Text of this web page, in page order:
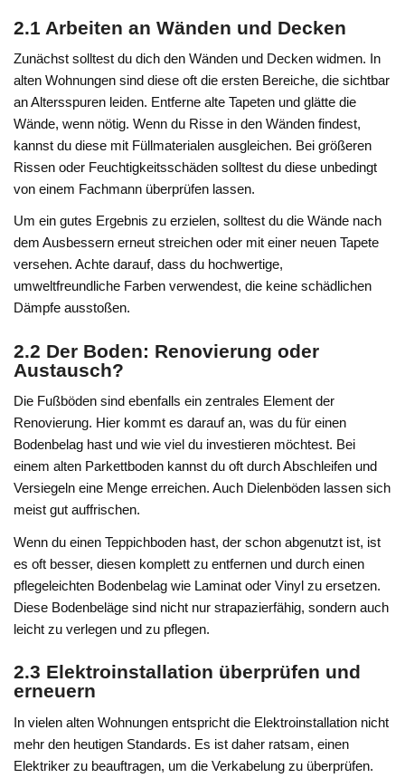
2.1 Arbeiten an Wänden und Decken
Zunächst solltest du dich den Wänden und Decken widmen. In
alten Wohnungen sind diese oft die ersten Bereiche, die sichtbar
an Altersspuren leiden. Entferne alte Tapeten und glätte die
Wände, wenn nötig. Wenn du Risse in den Wänden findest,
kannst du diese mit Füllmaterialen ausgleichen. Bei größeren
Rissen oder Feuchtigkeitsschäden solltest du diese unbedingt
von einem Fachmann überprüfen lassen.
Um ein gutes Ergebnis zu erzielen, solltest du die Wände nach
dem Ausbessern erneut streichen oder mit einer neuen Tapete
versehen. Achte darauf, dass du hochwertige,
umweltfreundliche Farben verwendest, die keine schädlichen
Dämpfe ausstoßen.
2.2 Der Boden: Renovierung oder
Austausch?
Die Fußböden sind ebenfalls ein zentrales Element der
Renovierung. Hier kommt es darauf an, was du für einen
Bodenbelag hast und wie viel du investieren möchtest. Bei
einem alten Parkettboden kannst du oft durch Abschleifen und
Versiegeln eine Menge erreichen. Auch Dielenböden lassen sich
meist gut auffrischen.
Wenn du einen Teppichboden hast, der schon abgenutzt ist, ist
es oft besser, diesen komplett zu entfernen und durch einen
pflegeleichten Bodenbelag wie Laminat oder Vinyl zu ersetzen.
Diese Bodenbeläge sind nicht nur strapazierfähig, sondern auch
leicht zu verlegen und zu pflegen.
2.3 Elektroinstallation überprüfen und
erneuern
In vielen alten Wohnungen entspricht die Elektroinstallation nicht
mehr den heutigen Standards. Es ist daher ratsam, einen
Elektriker zu beauftragen, um die Verkabelung zu überprüfen.